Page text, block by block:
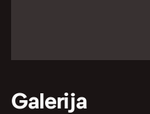
Galerija